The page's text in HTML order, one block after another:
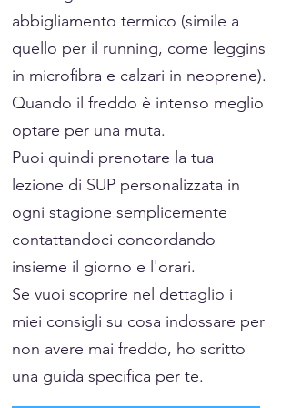
abbigliamento termico (simile a
quello per il running, come leggins
in microfibra e calzari in neoprene).
Quando il freddo è intenso meglio
optare per una muta.
Puoi quindi prenotare la tua
lezione di SUP personalizzata in
ogni stagione semplicemente
contattandoci concordando
insieme il giorno e l'orari.
Se vuoi scoprire nel dettaglio i
miei consigli su cosa indossare per
non avere mai freddo, ho scritto
una guida specifica per te.